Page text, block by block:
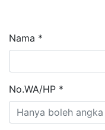
Nama *
No.WA/HP *